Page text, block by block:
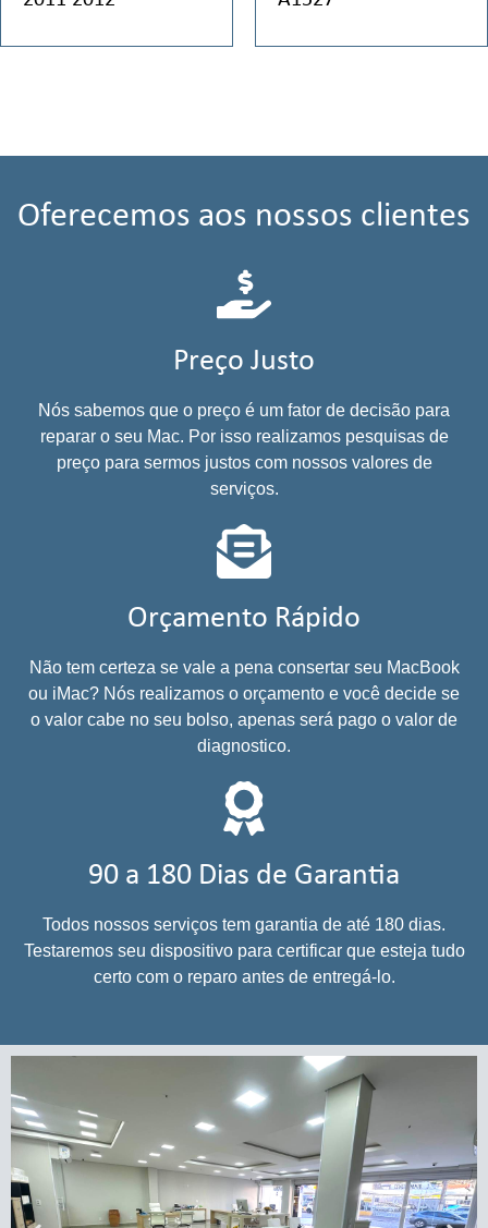
Oferecemos aos nossos clientes
Preço Justo
Nós sabemos que o preço é um fator de decisão para
reparar o seu Mac. Por isso realizamos pesquisas de
preço para sermos justos com nossos valores de
serviços.
Orçamento Rápido
Não tem certeza se vale a pena consertar seu MacBook
ou iMac? Nós realizamos o orçamento e você decide se
o valor cabe no seu bolso, apenas será pago o valor de
diagnostico.
90 a 180 Dias de Garantia
Todos nossos serviços tem garantia de até 180 dias.
Testaremos seu dispositivo para certificar que esteja tudo
certo com o reparo antes de entregá-lo.